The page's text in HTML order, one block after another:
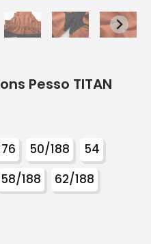
Pesso TITAN
50/188
54
58/188 62/188